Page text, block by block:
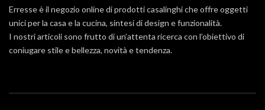
Erresse è il negozio online di prodotti casalinghi che offre oggetti
unici per la casa e la cucina, sintesi di design e funzionalità.
I nostri articoli sono frutto di un’attenta ricerca con l’obiettivo di
coniugare stile e bellezza, novità e tendenza.